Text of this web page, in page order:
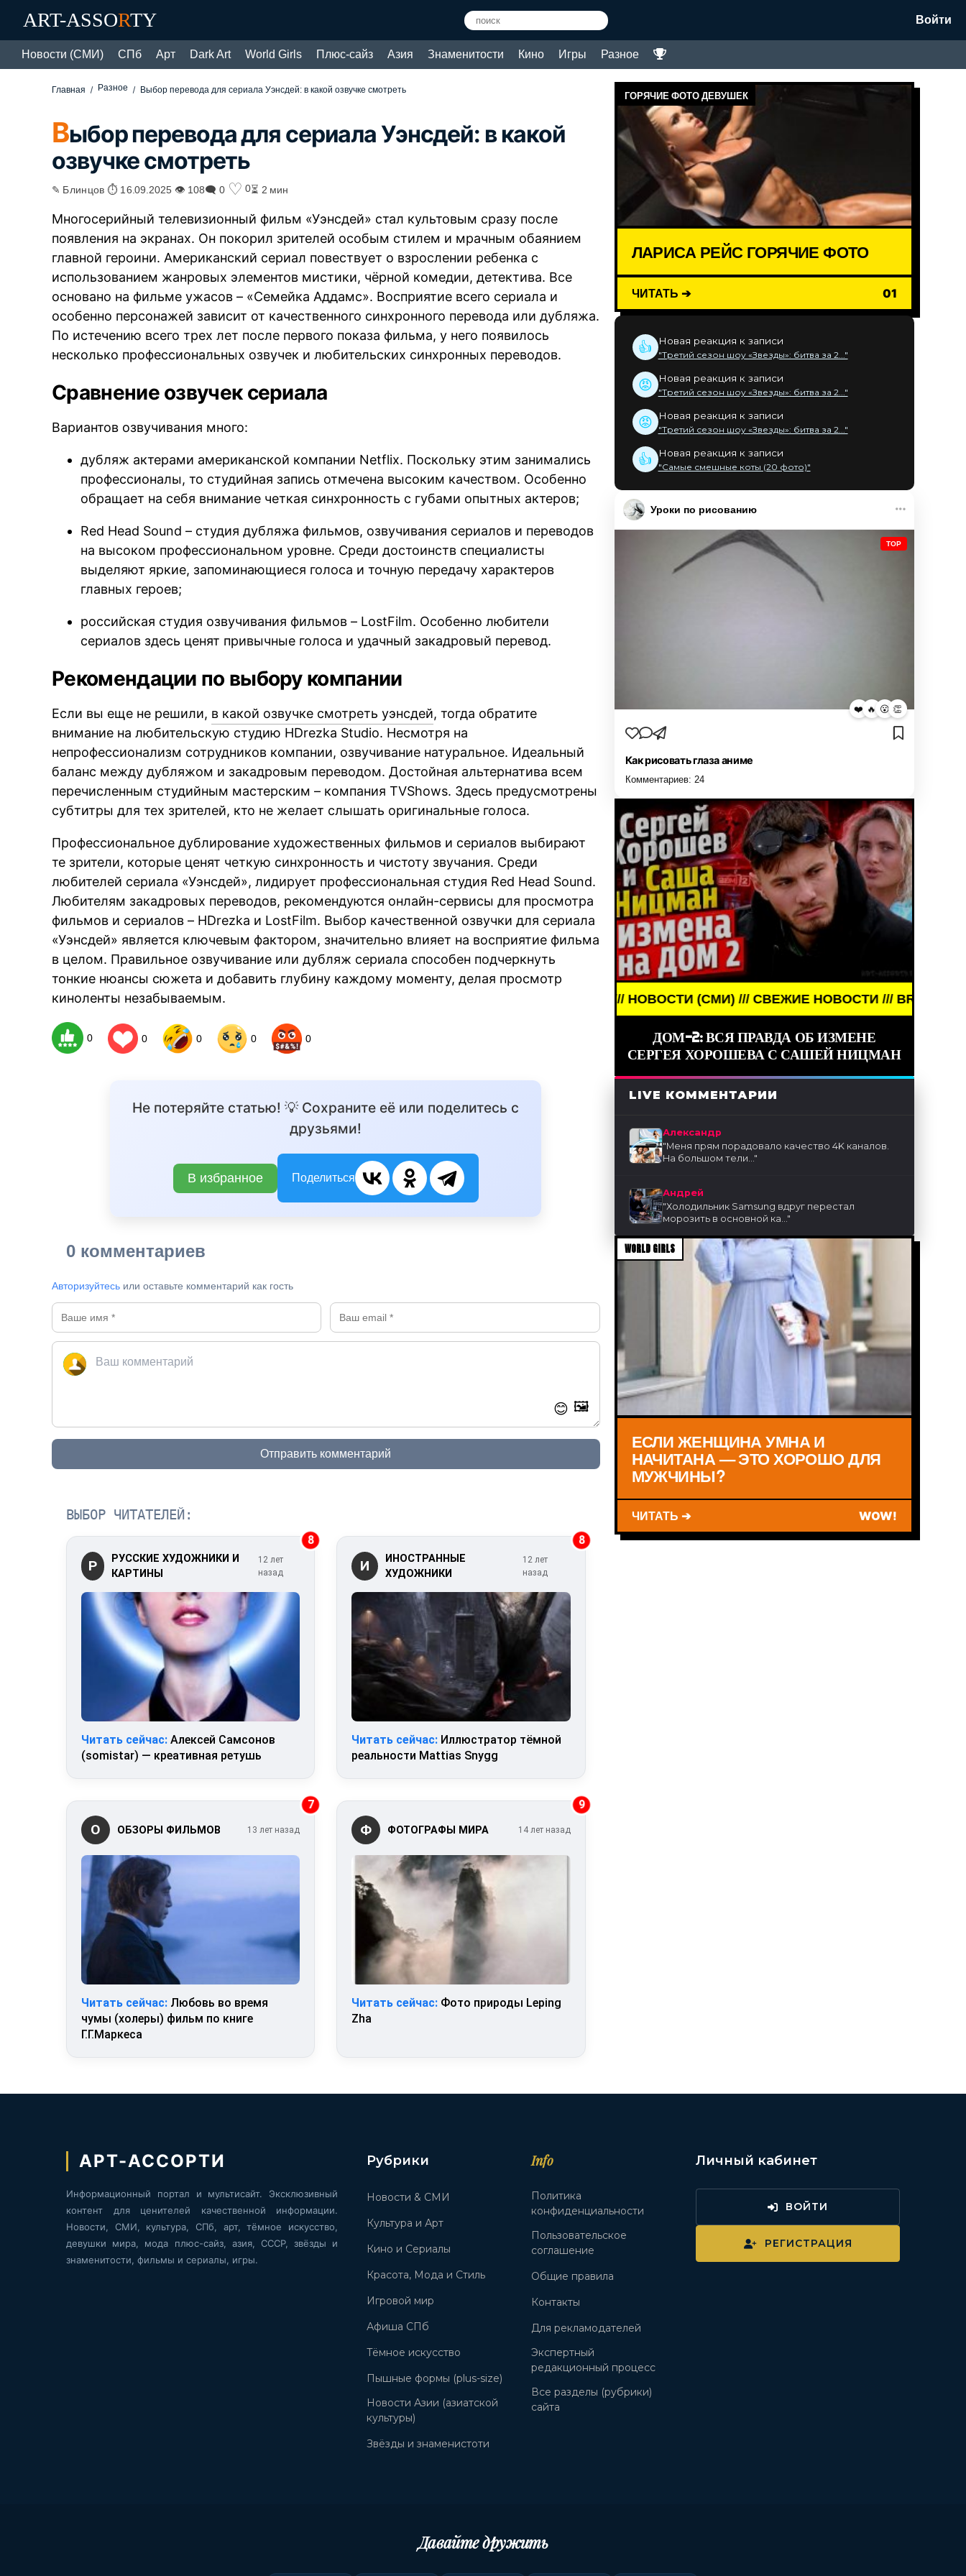
ART-ASSORTY Войти
Новости (СМИ) СПб Арт Dark Art World Girls Плюс-сайз Азия Знаменитости Кино Игры Разное
Главная Разное Выбор перевода для сериала Уэнсдей: в какой озвучке смотреть
Выбор перевода для сериала Уэнсдей: в какой
озвучке смотреть
✎ Блинцов ⏱ 16.09.2025 👁 108🗨 0 ♡ 0⏳ 2 мин
Многосерийный телевизионный фильм «Уэнсдей» стал культовым сразу после
появления на экранах. Он покорил зрителей особым стилем и мрачным обаянием
главной героини. Американский сериал повествует о взрослении ребенка с
использованием жанровых элементов мистики, чёрной комедии, детектива. Все
основано на фильме ужасов – «Семейка Аддамс». Восприятие всего сериала и
особенно персонажей зависит от качественного синхронного перевода или дубляжа.
По истечению всего трех лет после первого показа фильма, у него появилось
несколько профессиональных озвучек и любительских синхронных переводов.
Сравнение озвучек сериала
Вариантов озвучивания много:
дубляж актерами американской компании Netflix. Поскольку этим занимались
профессионалы, то студийная запись отмечена высоким качеством. Особенно
обращает на себя внимание четкая синхронность с губами опытных актеров;
Red Head Sound – студия дубляжа фильмов, озвучивания сериалов и переводов
на высоком профессиональном уровне. Среди достоинств специалисты
выделяют яркие, запоминающиеся голоса и точную передачу характеров
главных героев;
российская студия озвучивания фильмов – LostFilm. Особенно любители
сериалов здесь ценят привычные голоса и удачный закадровый перевод.
Рекомендации по выбору компании
Если вы еще не решили, в какой озвучке смотреть уэнсдей, тогда обратите
внимание на любительскую студию HDrezka Studio. Несмотря на
непрофессионализм сотрудников компании, озвучивание натуральное. Идеальный
баланс между дубляжом и закадровым переводом. Достойная альтернатива всем
перечисленным студийным мастерским – компания TVShows. Здесь предусмотрены
субтитры для тех зрителей, кто не желает слышать оригинальные голоса.
Профессиональное дублирование художественных фильмов и сериалов выбирают
те зрители, которые ценят четкую синхронность и чистоту звучания. Среди
любителей сериала «Уэнсдей», лидирует профессиональная студия Red Head Sound.
Любителям закадровых переводов, рекомендуются онлайн-сервисы для просмотра
фильмов и сериалов – HDrezka и LostFilm. Выбор качественной озвучки для сериала
«Уэнсдей» является ключевым фактором, значительно влияет на восприятие фильма
в целом. Правильное озвучивание или дубляж сериала способен подчеркнуть
тонкие нюансы сюжета и добавить глубину каждому моменту, делая просмотр
киноленты незабываемым.
0 0 0 0 0
Не потеряйте статью! 💡 Сохраните её или поделитесь с
друзьями!
В избранное Поделиться
0 комментариев
Авторизуйтесь или оставьте комментарий как гость
😊 🖼️
Отправить комментарий
ВЫБОР ЧИТАТЕЛЕЙ:
8
Р
РУССКИЕ ХУДОЖНИКИ И
КАРТИНЫ
12 лет
назад
Читать сейчас: Алексей Самсонов
(somistar) — креативная ретушь
8
И
ИНОСТРАННЫЕ
ХУДОЖНИКИ
12 лет
назад
Читать сейчас: Иллюстратор тёмной
реальности Mattias Snygg
7
О ОБЗОРЫ ФИЛЬМОВ 13 лет назад
Читать сейчас: Любовь во время
чумы (холеры) фильм по книге
Г.Г.Маркеса
9
Ф ФОТОГРАФЫ МИРА 14 лет назад
Читать сейчас: Фото природы Leping
Zha
ГОРЯЧИЕ ФОТО ДЕВУШЕК
ЛАРИСА РЕЙС ГОРЯЧИЕ ФОТО
ЧИТАТЬ ➔ 01
👍 Новая реакция к записи
"Третий сезон шоу «Звезды»: битва за 2..."
😡 Новая реакция к записи
"Третий сезон шоу «Звезды»: битва за 2..."
😡 Новая реакция к записи
"Третий сезон шоу «Звезды»: битва за 2..."
👍 Новая реакция к записи
"Самые смешные коты (20 фото)"
Уроки по рисованию
TOP
❤️ 🔥 😮 👏
Как рисовать глаза аниме
Комментариев: 24
BREAKING NEWS /// НОВОСТИ (СМИ) /// СВЕЖИЕ НОВОСТИ /// BREAKING NEWS
ДОМ-2: ВСЯ ПРАВДА ОБ ИЗМЕНЕ
СЕРГЕЯ ХОРОШЕВА С САШЕЙ НИЦМАН
LIVE КОММЕНТАРИИ
Александр
"Меня прям порадовало качество 4K каналов.
На большом тели..."
Андрей
"Холодильник Samsung вдруг перестал
морозить в основной ка..."
WORLD GIRLS
ЕСЛИ ЖЕНЩИНА УМНА И
НАЧИТАНА — ЭТО ХОРОШО ДЛЯ
МУЖЧИНЫ?
ЧИТАТЬ ➔ WOW!
АРТ-АССОРТИ
Информационный портал и мультисайт. Эксклюзивный
контент для ценителей качественной информации.
Новости, СМИ, культура, СПб, арт, тёмное искусство,
девушки мира, мода плюс-сайз, азия, СССР, звёзды и
знаменитости, фильмы и сериалы, игры.
Рубрики
Новости & СМИ
Культура и Арт
Кино и Сериалы
Красота, Мода и Стиль
Игровой мир
Афиша СПб
Тёмное искусство
Пышные формы (plus-size)
Новости Азии (азиатской
культуры)
Звёзды и знаменистоти
Info
Политика
конфиденциальности
Пользовательское
соглашение
Общие правила
Контакты
Для рекламодателей
Экспертный
редакционный процесс
Все разделы (рубрики)
сайта
Личный кабинет
ВОЙТИ
РЕГИСТРАЦИЯ
Давайте дружить